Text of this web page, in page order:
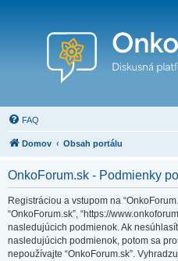
FAQ
Domov Obsah portálu
OnkoForum.sk - Podmienky
Registráciou a vstupom na
“OnkoForum.sk”, “https://
nasledujúcich podmienok. Ak
nasledujúcich podmienok, potom sa
nepoužívajte “OnkoForum.sk”.